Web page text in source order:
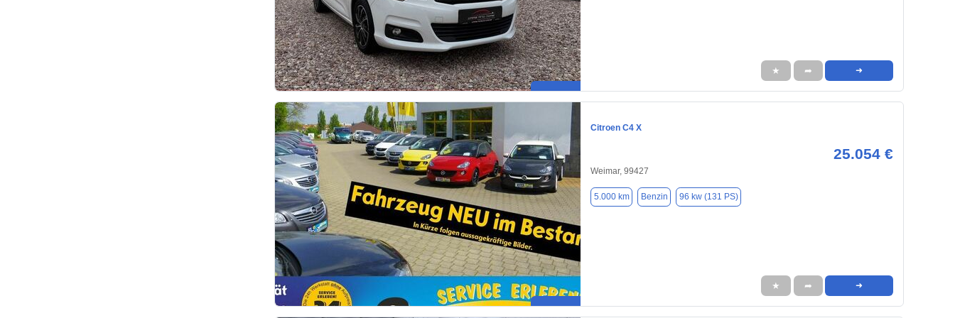
★ ➦ ➜
Citroen C4 X
25.054 €
Weimar, 99427
5.000 km Benzin 96 kw (131 PS)
★ ➦ ➜